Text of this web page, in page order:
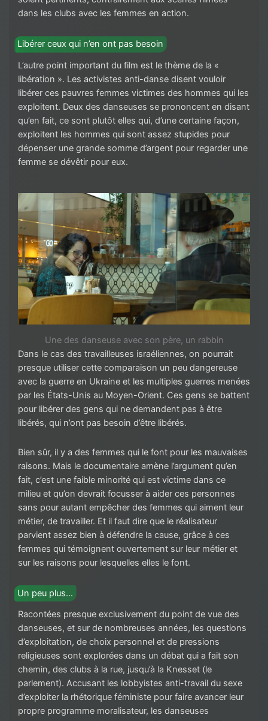
dans les clubs avec les femmes en action.
Libérer ceux qui n’en ont pas besoin
L’autre point important du film est le thème de la «
libération ». Les activistes anti-danse disent vouloir
libérer ces pauvres femmes victimes des hommes qui les
exploitent. Deux des danseuses se prononcent en disant
qu’en fait, ce sont plutôt elles qui, d’une certaine façon,
exploitent les hommes qui sont assez stupides pour
dépenser une grande somme d’argent pour regarder une
femme se dévêtir pour eux.
Une des danseuse avec son père, un rabbin
Dans le cas des travailleuses israéliennes, on pourrait
presque utiliser cette comparaison un peu dangereuse
avec la guerre en Ukraine et les multiples guerres menées
par les États-Unis au Moyen-Orient. Ces gens se battent
pour libérer des gens qui ne demandent pas à être
libérés, qui n’ont pas besoin d’être libérés.
Bien sûr, il y a des femmes qui le font pour les mauvaises
raisons. Mais le documentaire amène l’argument qu’en
fait, c’est une faible minorité qui est victime dans ce
milieu et qu’on devrait focusser à aider ces personnes
sans pour autant empêcher des femmes qui aiment leur
métier, de travailler. Et il faut dire que le réalisateur
parvient assez bien à défendre la cause, grâce à ces
femmes qui témoignent ouvertement sur leur métier et
sur les raisons pour lesquelles elles le font.
Un peu plus…
Racontées presque exclusivement du point de vue des
danseuses, et sur de nombreuses années, les questions
d’exploitation, de choix personnel et de pressions
religieuses sont explorées dans un débat qui a fait son
chemin, des clubs à la rue, jusqu’à la Knesset (le
parlement). Accusant les lobbyistes anti-travail du sexe
d’exploiter la rhétorique féministe pour faire avancer leur
propre programme moralisateur, les danseuses